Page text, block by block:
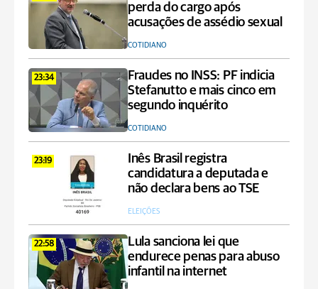
perda do cargo após
acusações de assédio sexual
COTIDIANO
23:34
Fraudes no INSS: PF indicia
Stefanutto e mais cinco em
segundo inquérito
COTIDIANO
23:19
Inês Brasil registra
candidatura a deputada e
não declara bens ao TSE
ELEIÇÕES
22:58
Lula sanciona lei que
endurece penas para abuso
infantil na internet